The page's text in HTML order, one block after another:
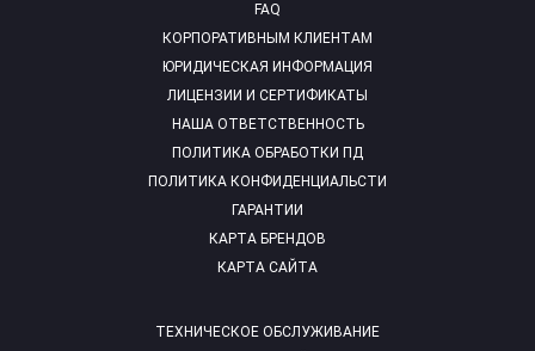
FAQ
ТЕХНИЧЕСКОЕ ОБСЛУЖИВАНИЕ
КОРПОРАТИВНЫМ КЛИЕНТАМ
ЮРИДИЧЕСКАЯ ИНФОРМАЦИЯ
ЛИЦЕНЗИИ И СЕРТИФИКАТЫ
НАША ОТВЕТСТВЕННОСТЬ
ПОЛИТИКА ОБРАБОТКИ ПД
ПОЛИТИКА КОНФИДЕНЦИАЛЬСТИ
ГАРАНТИИ
КАРТА БРЕНДОВ
КАРТА САЙТА